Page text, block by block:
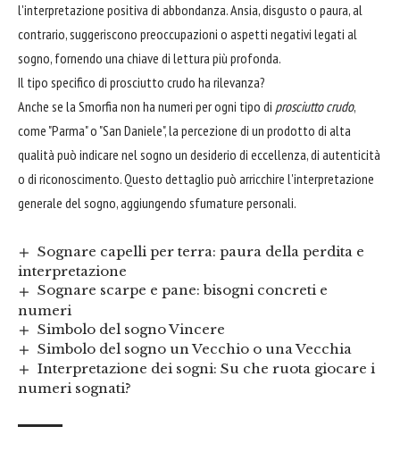
l'interpretazione positiva di abbondanza. Ansia, disgusto o paura, al
contrario, suggeriscono preoccupazioni o aspetti negativi legati al
sogno, fornendo una chiave di lettura più profonda.
Il tipo specifico di prosciutto crudo ha rilevanza?
Anche se la Smorfia non ha numeri per ogni tipo di prosciutto crudo,
come "Parma" o "San Daniele", la percezione di un prodotto di alta
qualità può indicare nel sogno un desiderio di eccellenza, di autenticità
o di riconoscimento. Questo dettaglio può arricchire l'interpretazione
generale del sogno, aggiungendo sfumature personali.
Sognare capelli per terra: paura della perdita e
interpretazione
Sognare scarpe e pane: bisogni concreti e
numeri
Simbolo del sogno Vincere
Simbolo del sogno un Vecchio o una Vecchia
Interpretazione dei sogni: Su che ruota giocare i
numeri sognati?